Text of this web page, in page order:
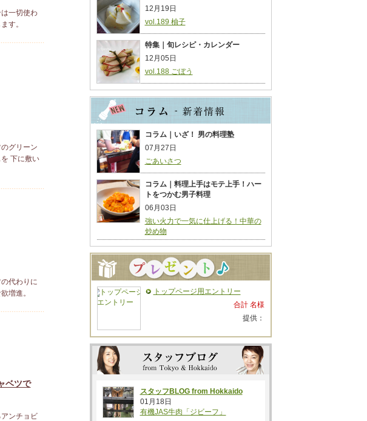
一切使わ
す。
グリーン
下に敷い
代わりに
増進。
ベツで
ンチョビ
12月19日
vol.189 柚子
特集｜旬レシピ・カレンダー
12月05日
vol.188 ごぼう
コラム｜いざ！ 男の料理塾
07月27日
ごあいさつ
コラム｜料理上手はモテ上手！ハー
トをつかむ男子料理
06月03日
強い火力で一気に仕上げる！中華の
炒め物
トップページ用エントリー
合計 名様
提供：
スタッフBLOG from Hokkaido
01月18日
有機JAS牛肉「ジビーフ」